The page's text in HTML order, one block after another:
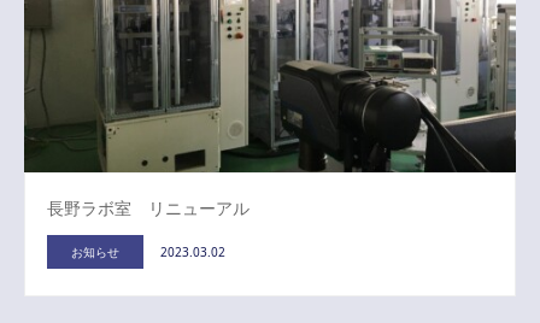
長野ラボ室 リニューアル
お知らせ 2023.03.02